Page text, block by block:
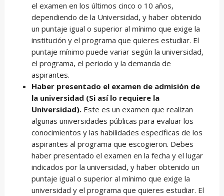
el examen en los últimos cinco o 10 años,
dependiendo de la Universidad, y haber obtenido
un puntaje igual o superior al mínimo que exige la
institución y el programa que quieres estudiar. El
puntaje mínimo puede variar según la universidad,
el programa, el periodo y la demanda de
aspirantes.
Haber presentado el examen de admisión de
la universidad (Si así lo requiere la
Universidad). Este es un examen que realizan
algunas universidades públicas para evaluar los
conocimientos y las habilidades específicas de los
aspirantes al programa que escogieron. Debes
haber presentado el examen en la fecha y el lugar
indicados por la universidad, y haber obtenido un
puntaje igual o superior al mínimo que exige la
universidad y el programa que quieres estudiar. El